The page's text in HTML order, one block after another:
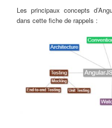
Les principaux concepts
dans cette fiche de rappels :